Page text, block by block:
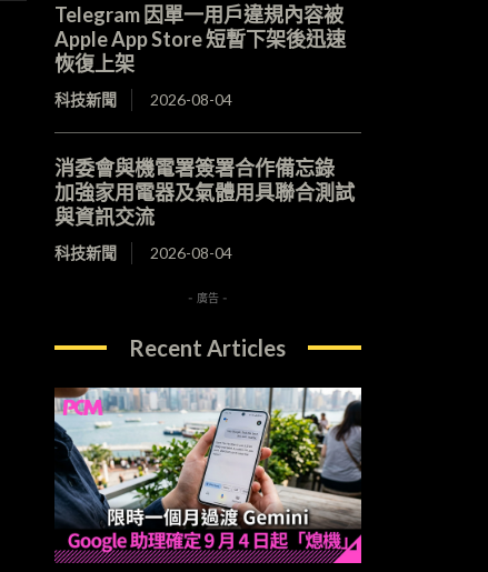
Telegram 因單一用戶違規內容被
Apple App Store 短暫下架後迅速
恢復上架
科技新聞 2026-08-04
消委會與機電署簽署合作備忘錄
加強家用電器及氣體用具聯合測試
與資訊交流
科技新聞 2026-08-04
- 廣告 -
Recent Articles